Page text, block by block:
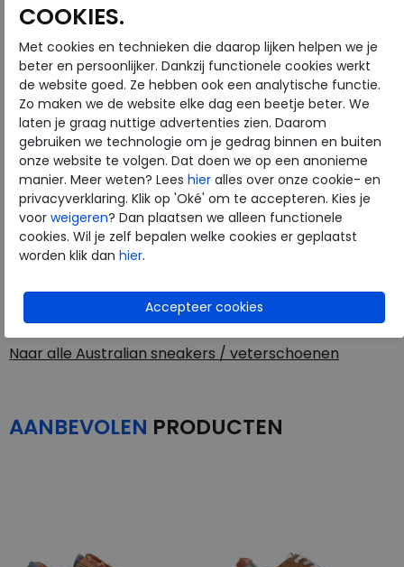
Australian
Naar alle
sneakers / veterschoenen
Naar alle Australian sneakers / veterschoenen
Merk
Australian
Fabrikantcode
15.1691.01-SI7
Bestelcode
136.69.000021
Kleur
Blue
Materiaal
Leer
Uitneembaar voetbed
ja
AANBEVOLEN PRODUCTEN
COOKIES.
Met cookies en technieken die daarop lijken helpen we je
beter en persoonlijker. Dankzij functionele cookies werkt
de website goed. Ze hebben ook een analytische functie.
Zo maken we de website elke dag een beetje beter. We
laten je graag nuttige advertenties zien. Daarom
gebruiken we technologie om je gedrag binnen en buiten
onze website te volgen. Dat doen we op een anonieme
manier. Meer weten? Lees hier alles over onze cookie- en
privacyverklaring. Klik op 'Oké' om te accepteren. Kies je
voor weigeren? Dan plaatsen we alleen functionele
cookies. Wil je zelf bepalen welke cookies er geplaatst
worden klik dan hier.